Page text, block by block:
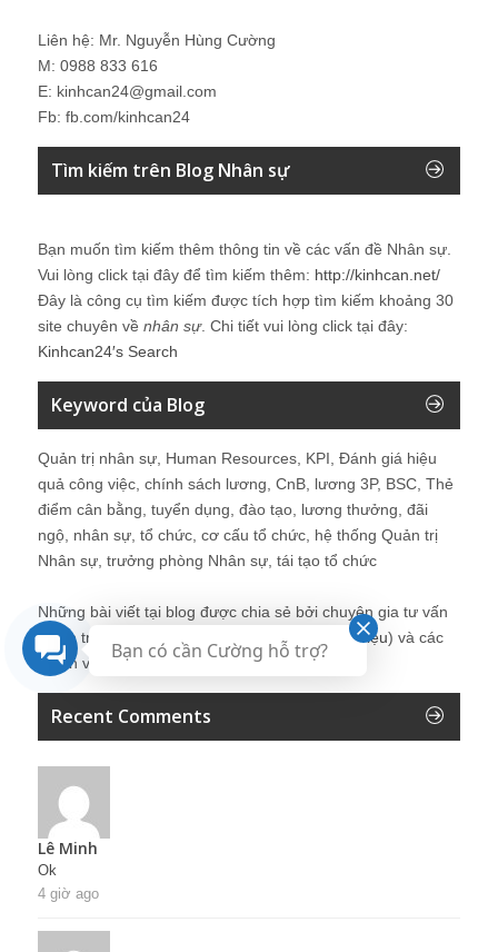
Liên hệ: Mr. Nguyễn Hùng Cường
M: 0988 833 616
E: kinhcan24@gmail.com
Fb: fb.com/kinhcan24
Tìm kiếm trên Blog Nhân sự
Bạn muốn tìm kiếm thêm thông tin về các vấn đề Nhân sự
Vui lòng click tại đây để tìm kiếm thêm: http://kinhcan.net/
Đây là công cụ tìm kiếm được tích hợp tìm kiếm khoảng 30
site chuyên về nhân sự. Chi tiết vui lòng click tại đây:
Kinhcan24′s Search
Keyword của Blog
Quản trị nhân sự, Human Resources, KPI, Đánh giá hiệu
quả công việc, chính sách lương, CnB, lương 3P, BSC, Thẻ
điểm cân bằng, tuyển dụng, đào tạo, lương thưởng, đãi
ngộ, nhân sự, tổ chức, cơ cấu tổ chức, hệ thống Quản trị
Nhân sự, trưởng phòng Nhân sự, tái tạo tổ chức
Những bài viết tại blog được chia sẻ bởi chuyên gia tư vấn
Quản trị Nhân sự Nguyễn Hùng Cường (
giới thiệu) và các
thành viên khác trong cộng đồng Nhân sự.
Recent Comments
Lê Minh
Ok
4 giờ ago
Bạn có cần Cường hỗ trợ?